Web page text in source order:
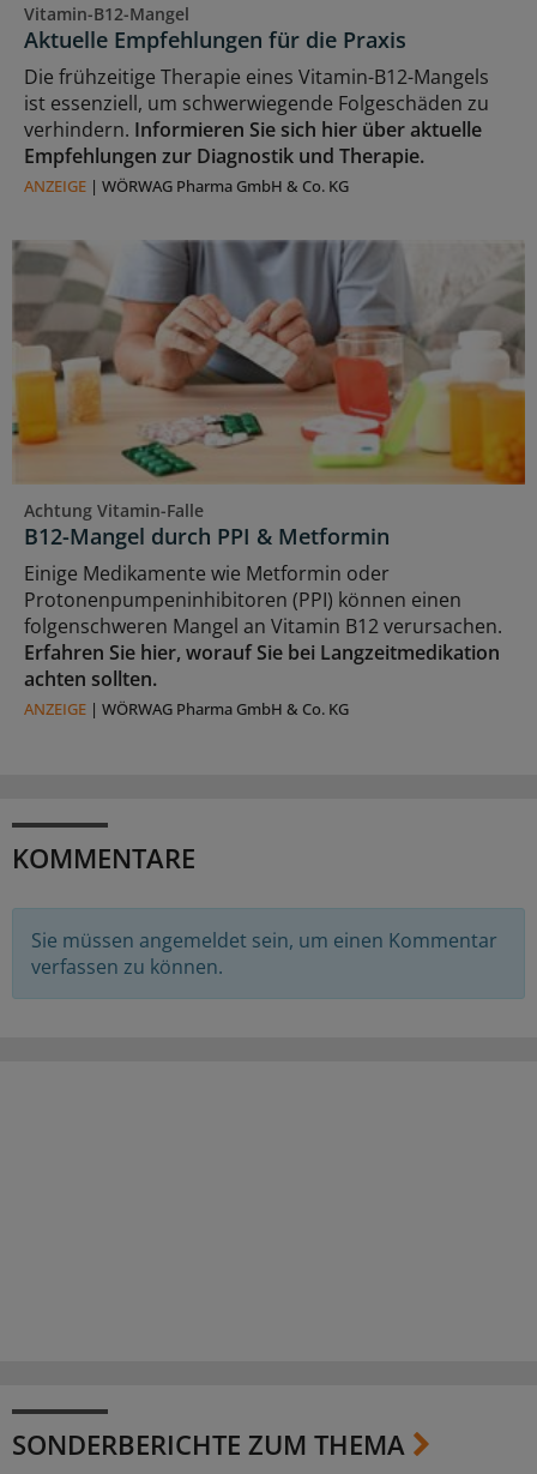
Vitamin-B12-Mangel
Aktuelle Empfehlungen für die Praxis
Die frühzeitige Therapie eines Vitamin-B12-Mangels
ist essenziell, um schwerwiegende Folgeschäden zu
verhindern. Informieren Sie sich hier über aktuelle
Empfehlungen zur Diagnostik und Therapie.
ANZEIGE | WÖRWAG Pharma GmbH & Co. KG
Achtung Vitamin-Falle
B12-Mangel durch PPI & Metformin
Einige Medikamente wie Metformin oder
Protonenpumpeninhibitoren (PPI) können einen
folgenschweren Mangel an Vitamin B12 verursachen.
Erfahren Sie hier, worauf Sie bei Langzeitmedikation
achten sollten.
ANZEIGE | WÖRWAG Pharma GmbH & Co. KG
KOMMENTARE
Sie müssen angemeldet sein, um einen Kommentar
verfassen zu können.
SONDERBERICHTE ZUM THEMA